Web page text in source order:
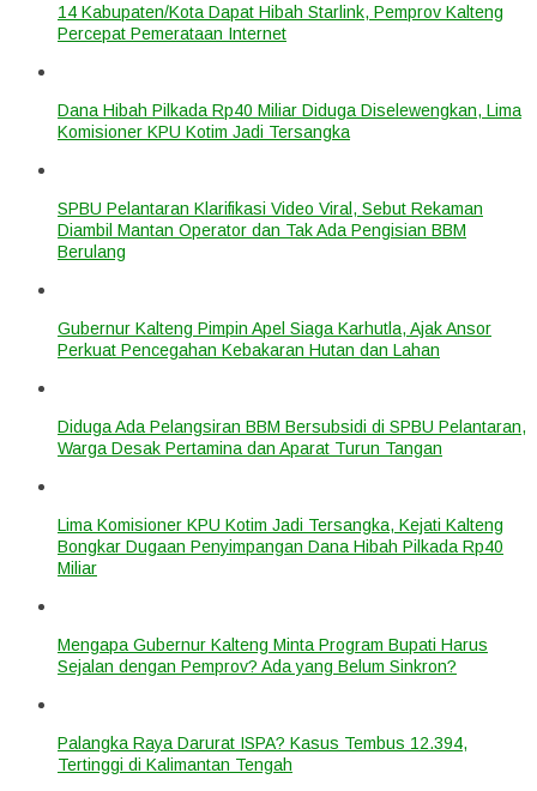
14 Kabupaten/Kota Dapat Hibah Starlink, Pemprov Kalteng
Percepat Pemerataan Internet
Dana Hibah Pilkada Rp40 Miliar Diduga Diselewengkan, Lima
Komisioner KPU Kotim Jadi Tersangka
SPBU Pelantaran Klarifikasi Video Viral, Sebut Rekaman
Diambil Mantan Operator dan Tak Ada Pengisian BBM
Berulang
Gubernur Kalteng Pimpin Apel Siaga Karhutla, Ajak Ansor
Perkuat Pencegahan Kebakaran Hutan dan Lahan
Diduga Ada Pelangsiran BBM Bersubsidi di SPBU Pelantaran,
Warga Desak Pertamina dan Aparat Turun Tangan
Lima Komisioner KPU Kotim Jadi Tersangka, Kejati Kalteng
Bongkar Dugaan Penyimpangan Dana Hibah Pilkada Rp40
Miliar
Mengapa Gubernur Kalteng Minta Program Bupati Harus
Sejalan dengan Pemprov? Ada yang Belum Sinkron?
Palangka Raya Darurat ISPA? Kasus Tembus 12.394,
Tertinggi di Kalimantan Tengah